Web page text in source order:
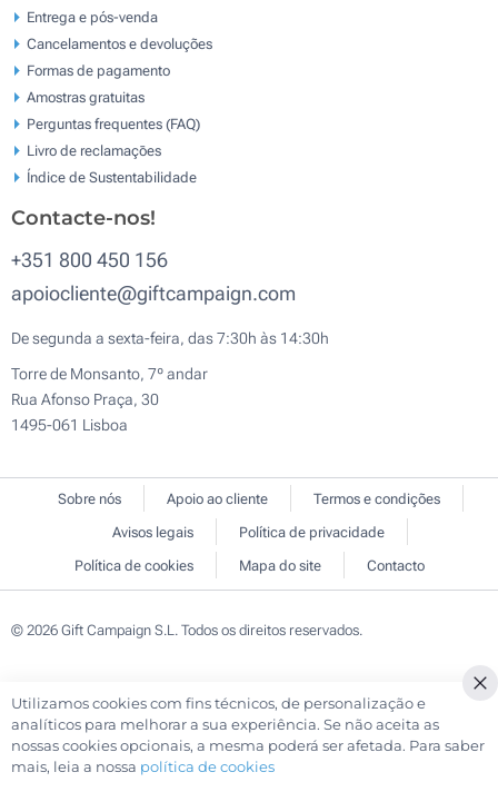
Entrega e pós-venda
Cancelamentos e devoluções
Formas de pagamento
Amostras gratuitas
Perguntas frequentes (FAQ)
Livro de reclamaçōes
Índice de Sustentabilidade
Contacte-nos!
+351 800 450 156
apoiocliente@giftcampaign.com
De segunda a sexta-feira, das 7:30h às 14:30h
Torre de Monsanto, 7º andar
Rua Afonso Praça, 30
1495-061 Lisboa
Sobre nós Apoio ao cliente
Termos e condições
Avisos legais
Política de privacidade
Política de cookies
Mapa do site Contacto
© 2026 Gift Campaign S.L. Todos os direitos reservados.
Utilizamos cookies com fins técnicos, de personalização e
analíticos para melhorar a sua experiência. Se não aceita as
nossas cookies opcionais, a mesma poderá ser afetada. Para saber
mais, leia a nossa política de cookies